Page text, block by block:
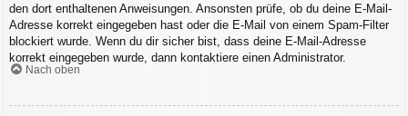
den dort enthaltenen Anweisungen. Ansonsten prüfe, ob du deine E-Mail-
Adresse korrekt eingegeben hast oder die E-Mail von einem Spam-Filter
blockiert wurde. Wenn du dir sicher bist, dass deine E-Mail-Adresse
korrekt eingegeben wurde, dann kontaktiere einen Administrator.
Nach oben